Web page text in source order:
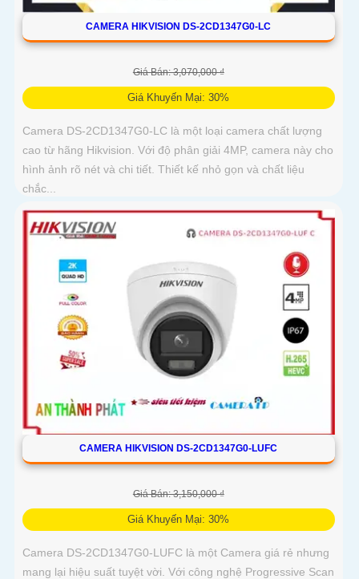
CAMERA HIKVISION DS-2CD1347G0-LC
Giá Bán: 3,070,000 ₫
Giá Khuyến Mại: 30%
Camera DS-2CD1347G0-LC là một loại camera chất lượng
cao từ hãng Hikvision. Với độ phân giải 4MP, camera này cho
hình ảnh rõ nét và chi tiết. Thiết kế nhỏ gọn và chất liệu
chắc...
CAMERA HIKVISION DS-2CD1347G0-LUFC
Giá Bán: 3,150,000 ₫
Giá Khuyến Mại: 30%
Camera DS-2CD1347G0-LUFC là một Camera giá rẻ nhưng
mang lại hiệu suất tuyệt vời. Với công nghệ Progressive Scan